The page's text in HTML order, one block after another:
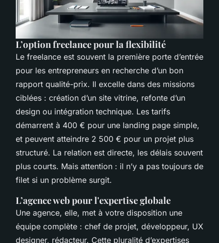
L’option freelance pour la flexibilité
Le freelance est souvent la première porte d’entrée
pour les entrepreneurs en recherche d’un bon
rapport qualité-prix. Il excelle dans des missions
ciblées : création d’un site vitrine, refonte d’un
design ou intégration technique. Les tarifs
démarrent à 400 € pour une landing page simple,
et peuvent atteindre 2 500 € pour un projet plus
structuré. La relation est directe, les délais souvent
plus courts. Mais attention : il n’y a pas toujours de
filet si un problème surgit.
L’agence web pour l'expertise globale
Une agence, elle, met à votre disposition une
équipe complète : chef de projet, développeur, UX
designer, rédacteur. Cette pluralité d’expertises